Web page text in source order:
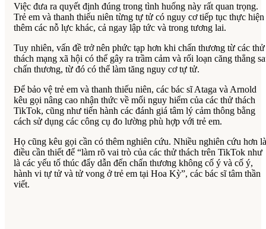
Việc đưa ra quyết định đúng trong tình huống này rất quan trọng.
Trẻ em và thanh thiếu niên từng tự tử có nguy cơ tiếp tục thực hiện
thêm các nỗ lực khác, cả ngay lập tức và trong tương lai.
Tuy nhiên, vấn đề trở nên phức tạp hơn khi chấn thương từ các thử
thách mạng xã hội có thể gây ra trầm cảm và rối loạn căng thẳng
chấn thương, từ đó có thể làm tăng nguy cơ tự tử.
Để bảo vệ trẻ em và thanh thiếu niên, các bác sĩ Ataga và Arnold
kêu gọi nâng cao nhận thức về mối nguy hiểm của các thử thách
TikTok, cũng như tiến hành các đánh giá tâm lý cảm thông bằng
cách sử dụng các công cụ đo lường phù hợp với trẻ em.
Họ cũng kêu gọi cần có thêm nghiên cứu. Nhiều nghiên cứu hơn là
điều cần thiết để “làm rõ vai trò của các thử thách trên TikTok như
là các yếu tố thúc đẩy dẫn đến chấn thương không cố ý và cố ý,
hành vi tự tử và tử vong ở trẻ em tại Hoa Kỳ”, các bác sĩ tâm thần
viết.